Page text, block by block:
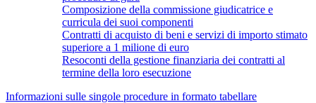
Composizione della commissione giudicatrice e
curricula dei suoi componenti
Contratti di acquisto di beni e servizi di importo stimato
superiore a 1 milione di euro
Resoconti della gestione finanziaria dei contratti al
termine della loro esecuzione
Informazioni sulle singole procedure in formato tabellare